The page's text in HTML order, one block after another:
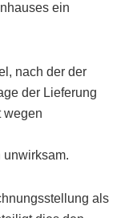
ein
nach der der
der Lieferung
wegen
als